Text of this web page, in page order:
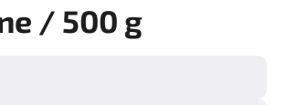
/ 500 g